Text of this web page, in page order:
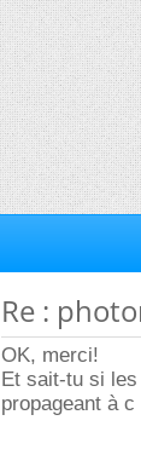
Re :
OK, merci!
Et sait-tu si
propageant à c